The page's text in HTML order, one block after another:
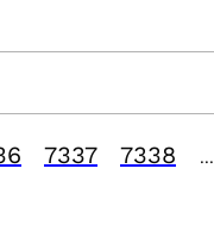
7337 7338